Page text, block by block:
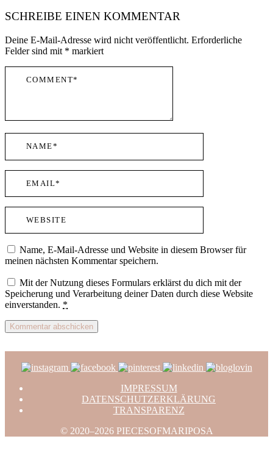
SCHREIBE EINEN KOMMENTAR
Deine E-Mail-Adresse wird nicht veröffentlicht. Erforderliche
Felder sind mit * markiert
Name, E-Mail-Adresse und Website in diesem Browser für
meinen nächsten Kommentar speichern.
Mit der Nutzung dieses Formulars erklärst du dich mit der
Speicherung und Verarbeitung deiner Daten durch diese Website
einverstanden. *
IMPRESSUM
DATENSCHUTZERKLÄRUNG
TRANSPARENZ
© 2020–2026 PIECESOFMARIPOSA